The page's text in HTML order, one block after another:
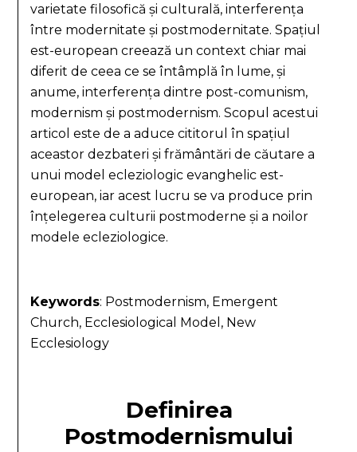
varietate filosofică și culturală, interferența
între modernitate și postmodernitate. Spațiul
est-european creează un context chiar mai
diferit de ceea ce se întâmplă în lume, și
anume, interferența dintre post-comunism,
modernism și postmodernism. Scopul acestui
articol este de a aduce cititorul în spațiul
aceastor dezbateri și frământări de căutare a
unui model ecleziologic evanghelic est-
european, iar acest lucru se va produce prin
înțelegerea culturii postmoderne și a noilor
modele ecleziologice.
Keywords: Postmodernism, Emergent
Church, Ecclesiological Model, New
Ecclesiology
Definirea
Postmodernismului